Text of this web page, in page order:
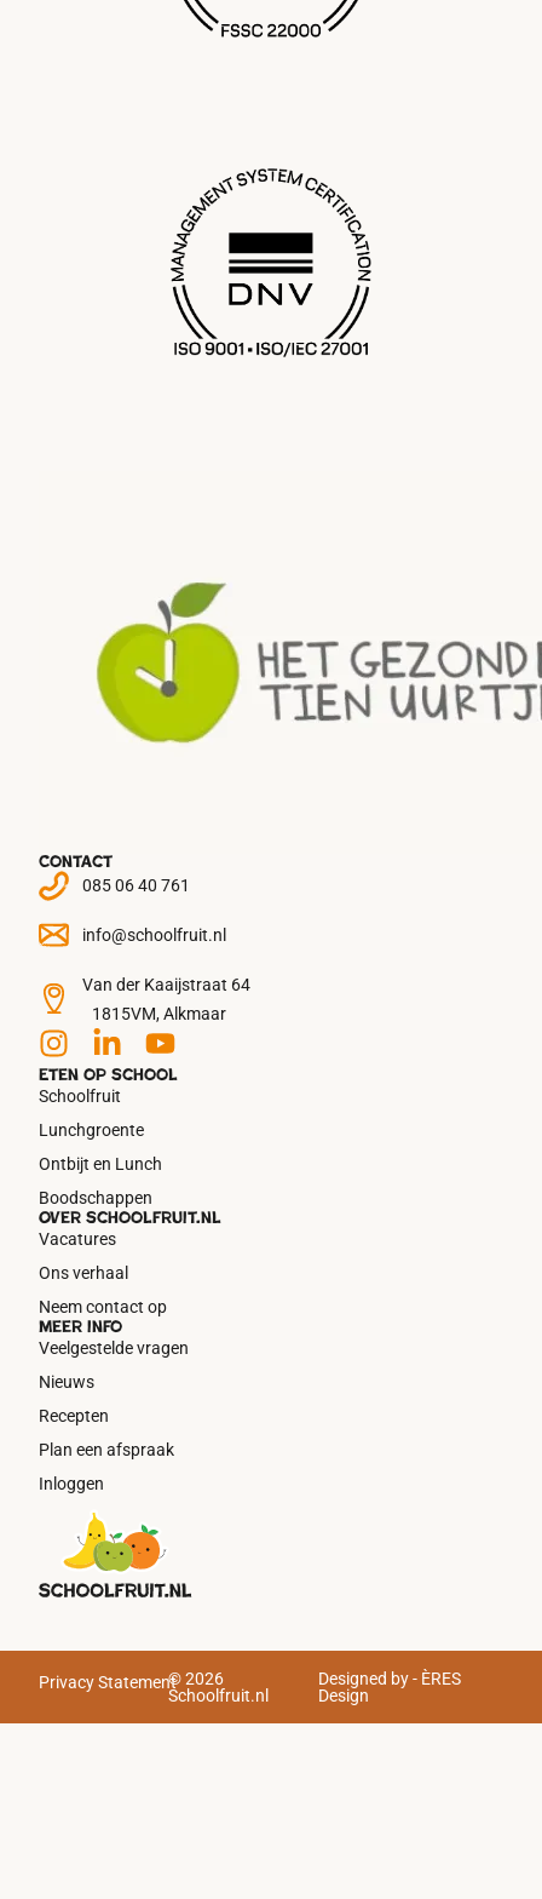
Eten op school
Schoolfruit
Lunchgroente
Ontbijt en Lunch
Boodschappen
Meer info
Veelgestelde vragen
Nieuws
Recepten
Plan een afspraak
Inloggen
Over schoolfruit.nl
Vacatures
Ons verhaal
Neem contact op
Contact
085 06 40 761
info@schoolfruit.nl
Van der Kaaijstraat 64
1815VM, Alkmaar
Privacy Statement© 2026
Schoolfruit.nl
Designed by - ÈRES
Design